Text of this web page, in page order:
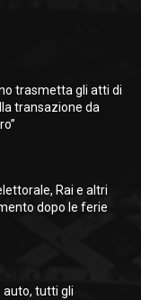
trasmetta gli atti di
transazione da
Rai e altri
dopo le ferie
auto, tutti gli